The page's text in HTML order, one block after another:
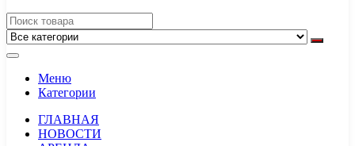
Меню
Категории
ГЛАВНАЯ
НОВОСТИ